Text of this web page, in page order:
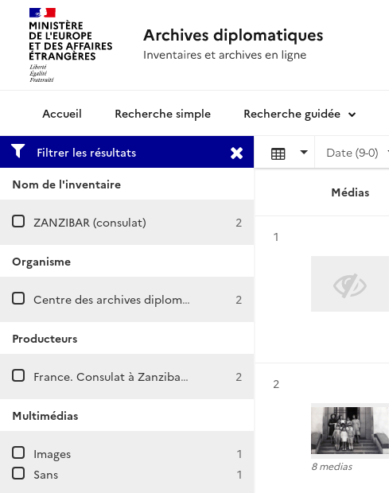
Archives diplomatiquesRecherche simple Recherche guidée
Filtrer les résultats
Nom de l'inventaire
ZANZIBAR (consulat) 2
Organisme
Centre des archives diplomatiques de Nantes 2
Producteurs
France. Consulat à Zanzibar (Tanzanie) 2
Multimédias
Images
1
Sans
1
Date (9-0)
Médias
Résultat n°
1
Résultat n°
2
8 medias